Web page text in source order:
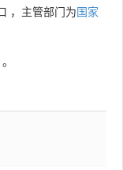
，主管部门为国家
。